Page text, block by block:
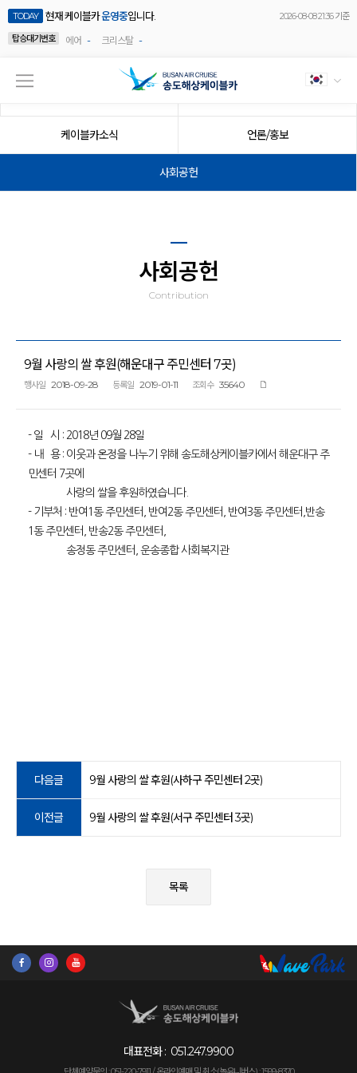
TODAY 현재 케이블카운영중입니다.
2026-08-08 21:36 기준
탑승대기번호
에어 - 크리스탈 -
케이블카소식 언론/홍보
사회공헌
사회공헌
Contribution
9월 사랑의 쌀 후원(해운대구 주민센터 7곳)
행사일 2018-09-28 등록일 2019-01-11 조회수 35640
- 일 시 : 2018년 09월 28일
- 내 용 : 이웃과 온정을 나누기 위해 송도해상케이블카에서 해운대구 주
민센터 7곳에
사랑의 쌀을 후원하였습니다.
- 기부처 : 반여1동 주민센터, 반여2동 주민센터, 반여3동 주민센터,반송
1동 주민센터, 반송2동 주민센터,
송정동 주민센터, 운송종합 사회복지관
다음글 9월 사랑의 쌀 후원(사하구 주민센터 2곳)
이전글 9월 사랑의 쌀 후원(서구 주민센터 3곳)
목록
대표전화 : 051.247.9900